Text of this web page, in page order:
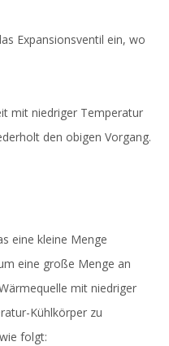
Expansionsventil ein, wo
mit niedriger Temperatur
den obigen Vorgang.
eine kleine Menge
eine große Menge an
mit niedriger
Kühlkörper zu
folgt: